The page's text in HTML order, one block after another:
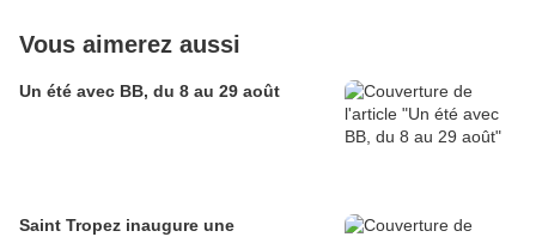
Vous aimerez aussi
Un été avec BB, du 8 au 29 août
Saint Tropez inaugure une